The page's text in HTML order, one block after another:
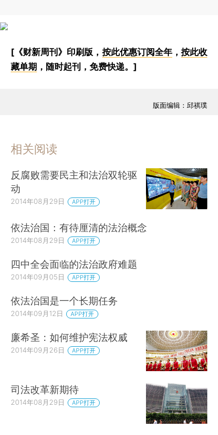
[《财新周刊》印刷版， 按此优惠订阅全年， 按此收
藏单期 ，随时起刊，免费快递。]
版面编辑：邱祺璞
相关阅读
反腐败需要民主和法治双轮驱
动
2014年08月29日 APP打开
依法治国：有待厘清的法治概念
2014年08月29日 APP打开
四中全会面临的法治政府难题
2014年09月05日 APP打开
依法治国是一个长期任务
2014年09月12日 APP打开
廉希圣：如何维护宪法权威
2014年09月26日 APP打开
司法改革新期待
2014年08月29日 APP打开